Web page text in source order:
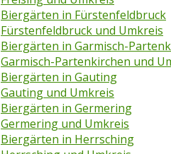
Biergärten in Fürstenfeldbruck
Fürstenfeldbruck und Umkreis
Biergärten in Garmisch-
Garmisch-Partenkirchen und
Biergärten in Gauting
Gauting und Umkreis
Biergärten in Germering
Germering und Umkreis
Biergärten in Herrsching